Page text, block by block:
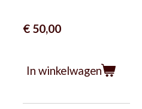
€ 50,00
In winkelwagen